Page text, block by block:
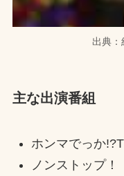
出典：
主な出演番組
ホンマでっか
ノンストップ！